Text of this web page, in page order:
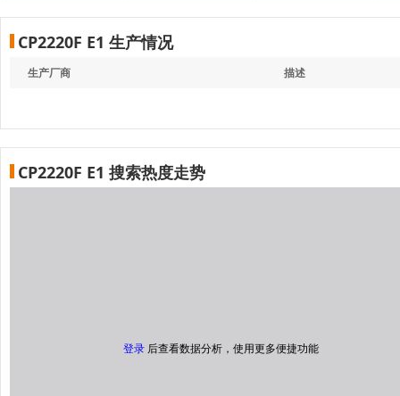
CP2220F E1 生产情况
生产厂商 描述
CP2220F E1 搜索热度走势
登录 后查看数据分析，使用更多便捷功能